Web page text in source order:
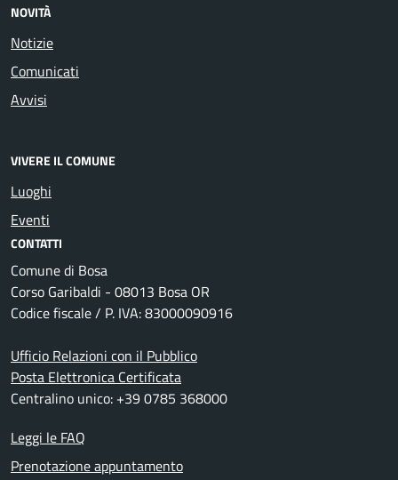
NOVITÀ
Notizie
Comunicati
Avvisi
VIVERE IL COMUNE
Luoghi
Eventi
CONTATTI
Comune di Bosa
Corso Garibaldi - 08013 Bosa OR
Codice fiscale / P. IVA: 83000090916
Ufficio Relazioni con il Pubblico
Posta Elettronica Certificata
Centralino unico: +39 0785 368000
Leggi le FAQ
Prenotazione appuntamento